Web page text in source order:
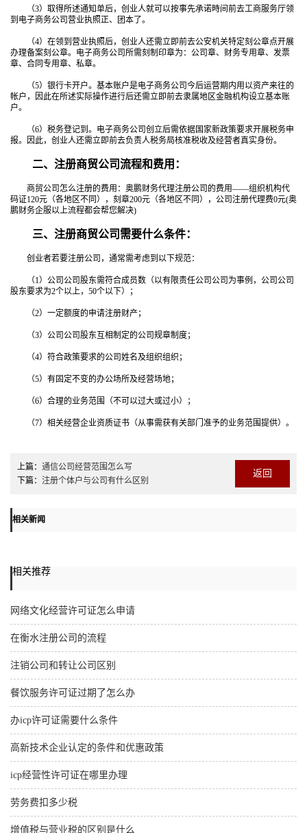
（3）取得所述通知单后，创业人就可以按事先承诺時间前去工商服务厅领
到电子商务公司营业执照正、团本了。
（4）在领到营业执照后，创业人还需立即前去公安机关特定刻公章点开展
办理备案刻公章。电子商务公司所需刻制印章为：公司章、财务专用章、发票
章、合同专用章、私章。
（5）银行卡开户。基本账户是电子商务公司今后运营期内用以资产来往的
帐户，因此在所述实际操作进行后还需立即前去隶属地区金融机构设立基本账
户。
（6）税务登记到。电子商务公司创立后需依据国家新政策要求开展税务申
报。因此，创业人还需立即前去负责人税务局核准税收及经营者真实身份。
二、注册商贸公司流程和费用：
商贸公司怎么注册的费用：奥鹏财务代理注册公司的费用——组织机构代
码证120元（各地区不同），刻章200元（各地区不同），公司注册代理费0元(奥
鹏财务企服以上流程都会帮您解决)
三、注册商贸公司需要什么条件：
创业者若要注册公司，通常需考虑到以下规范：
（1）公司公司股东需符合成员数（以有限责任公司公司为事例，公司公司
股东要求为2个以上，50个以下）；
（2）一定额度的申请注册财产；
（3）公司公司股东互相制定的公司规章制度；
（4）符合政策要求的公司姓名及组织组织；
（5）有固定不变的办公场所及经营场地；
（6）合理的业务范围（不可以过大或过小）；
（7）相关经营企业资质证书（从事需获有关部门准予的业务范围提供）。
上篇： 通信公司经营范围怎么写
下篇： 注册个体户与公司有什么区别
返回
相关新闻
相关推荐
网络文化经营许可证怎么申请
在衡水注册公司的流程
注销公司和转让公司区别
餐饮服务许可证过期了怎么办
办icp许可证需要什么条件
高新技术企业认定的条件和优惠政策
icp经营性许可证在哪里办理
劳务费扣多少税
增值税与营业税的区别是什么